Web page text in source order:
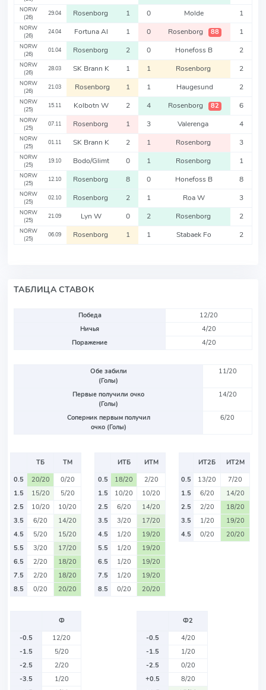
NORW
(26)
29.04 Rosenborg 1 0 Molde 1
NORW
(26)
24.04 Fortuna Al 1 0 Rosenborg 88 1
NORW
(26)
01.04 Rosenborg 2 0 Honefoss B 2
NORW
(26)
28.03 SK Brann K 1 1 Rosenborg 2
NORW
(26)
21.03 Rosenborg 1 1 Haugesund 2
NORW
(25)
15.11 Kolbotn W 2 4 Rosenborg 82 6
NORW
(25)
07.11 Rosenborg 1 3 Valerenga 4
NORW
(25)
01.11 SK Brann K 2 1 Rosenborg 3
NORW
(25)
19.10 Bodo/Glimt 0 1 Rosenborg 1
NORW
(25)
12.10 Rosenborg 8 0 Honefoss B 8
NORW
(25)
02.10 Rosenborg 2 1 Roa W 3
NORW
(25)
21.09 Lyn W 0 2 Rosenborg 2
NORW
(25)
06.09 Rosenborg 1 1 Stabaek Fo 2
ТАБЛИЦА СТАВОК
Победа
12/20
Ничья
4/20
Поражение
4/20
Обе забили
(Голы)
11/20
Первые получили очко
(Голы)
14/20
Соперник первым получил
очко (Голы)
6/20
ТБ
ТМ
0.5
20/20
0/20
1.5
15/20
5/20
2.5
10/20
10/20
3.5
6/20
14/20
4.5
5/20
15/20
5.5
3/20
17/20
6.5
2/20
18/20
7.5
2/20
18/20
8.5
0/20 20/20
ИТБ
ИТМ
0.5
18/20
2/20
1.5
10/20
10/20
2.5
6/20
14/20
3.5
3/20
17/20
4.5
1/20
19/20
5.5
1/20
19/20
6.5
1/20
19/20
7.5
1/20
19/20
8.5
0/20 20/20
ИТ2Б
ИТ2М
0.5
13/20
7/20
1.5
6/20
14/20
2.5
2/20
18/20
3.5
1/20
19/20
4.5
0/20 20/20
Ф
-0.5
12/20
-1.5
5/20
-2.5
2/20
-3.5
1/20
Ф2
-0.5
4/20
-1.5
1/20
-2.5
0/20
+0.5
8/20